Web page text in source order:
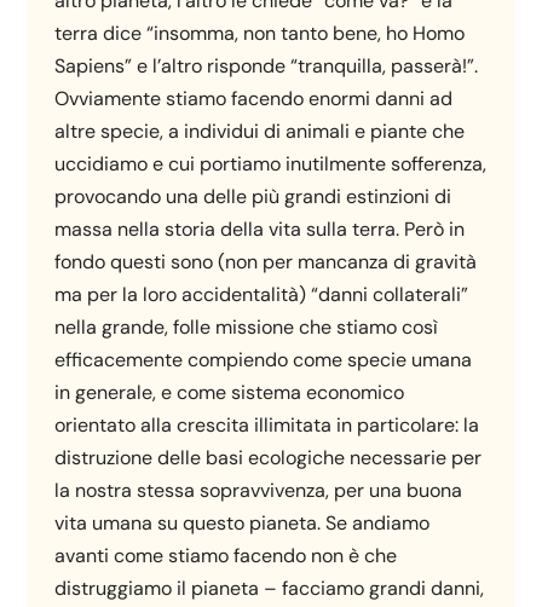
terra dice “insomma, non tanto bene, ho Homo
Sapiens” e l’altro risponde “tranquilla, passerà!”.
Ovviamente stiamo facendo enormi danni ad
altre specie, a individui di animali e piante che
uccidiamo e cui portiamo inutilmente sofferenza,
provocando una delle più grandi estinzioni di
massa nella storia della vita sulla terra. Però in
fondo questi sono (non per mancanza di gravità
ma per la loro accidentalità) “danni collaterali”
nella grande, folle missione che stiamo così
efficacemente compiendo come specie umana
in generale, e come sistema economico
orientato alla crescita illimitata in particolare: la
distruzione delle basi ecologiche necessarie per
la nostra stessa sopravvivenza, per una buona
vita umana su questo pianeta. Se andiamo
avanti come stiamo facendo non è che
distruggiamo il pianeta – facciamo grandi danni,